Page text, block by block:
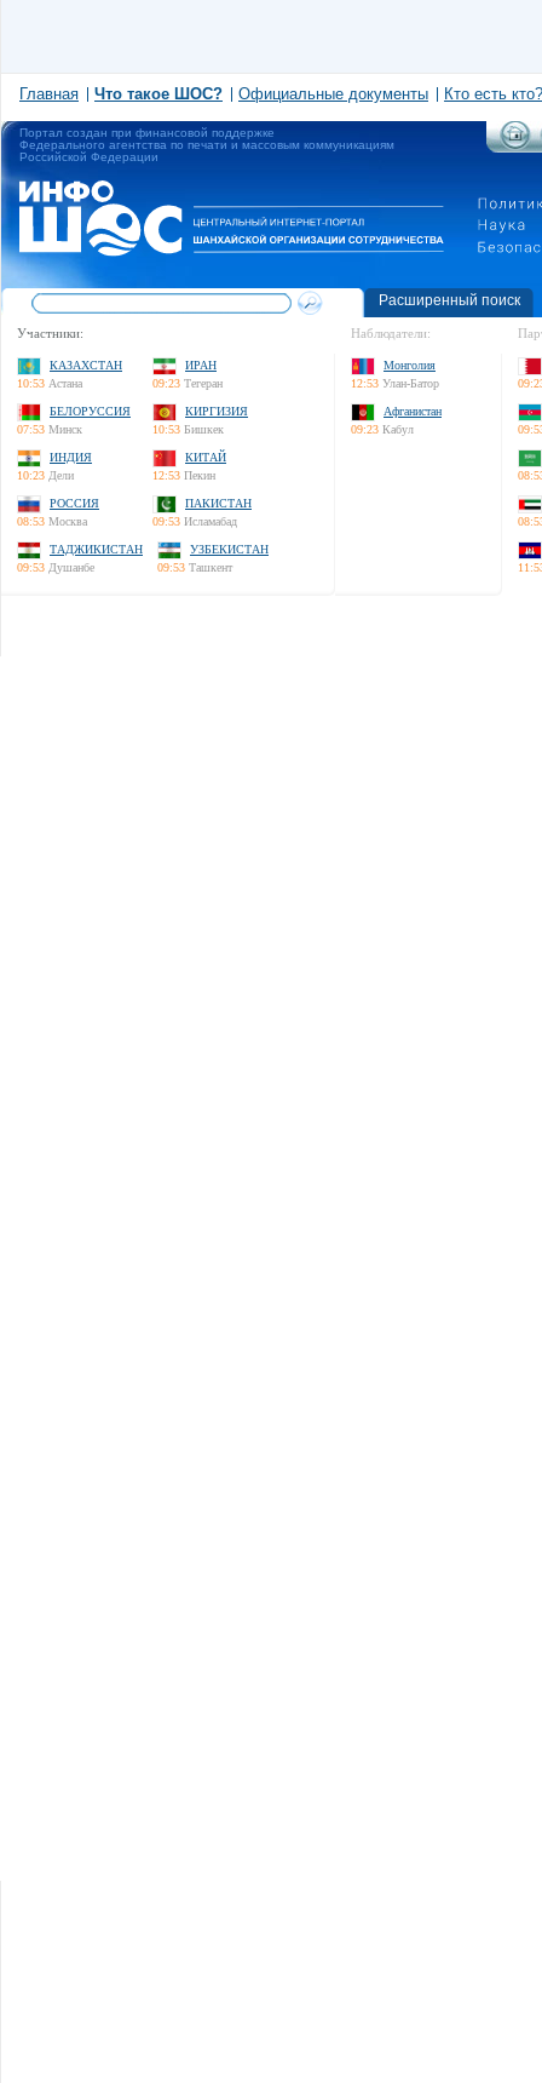
Главная Что такое ШОС? Официальные документы Кто есть кто?
Портал создан при финансовой поддержке
Федерального агентства по печати и массовым коммуникациям
Российской Федерации
Расширенный поиск
Участники:
КАЗАХСТАН
10:53 Астана
ИРАН
09:23 Тегеран
БЕЛОРУССИЯ
07:53 Минск
КИРГИЗИЯ
10:53 Бишкек
ИНДИЯ
10:23 Дели
КИТАЙ
12:53 Пекин
РОССИЯ
08:53 Москва
ПАКИСТАН
09:53 Исламабад
ТАДЖИКИСТАН
09:53 Душанбе
УЗБЕКИСТАН
09:53 Ташкент
Наблюдатели:
Монголия
12:53 Улан-Батор
Афганистан
09:23 Кабул